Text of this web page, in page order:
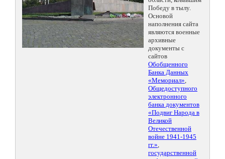
Победу в тылу.
Основой
наполнения сайта
являются военные
архивные
документы с
сайтов
Обобщенного
Банка Данных
«Мемориал»,
Общедоступного
электронного
банка документов
«Подвиг Народа в
Великой
Отечественной
войне 1941-1945
гг.»,
государственной